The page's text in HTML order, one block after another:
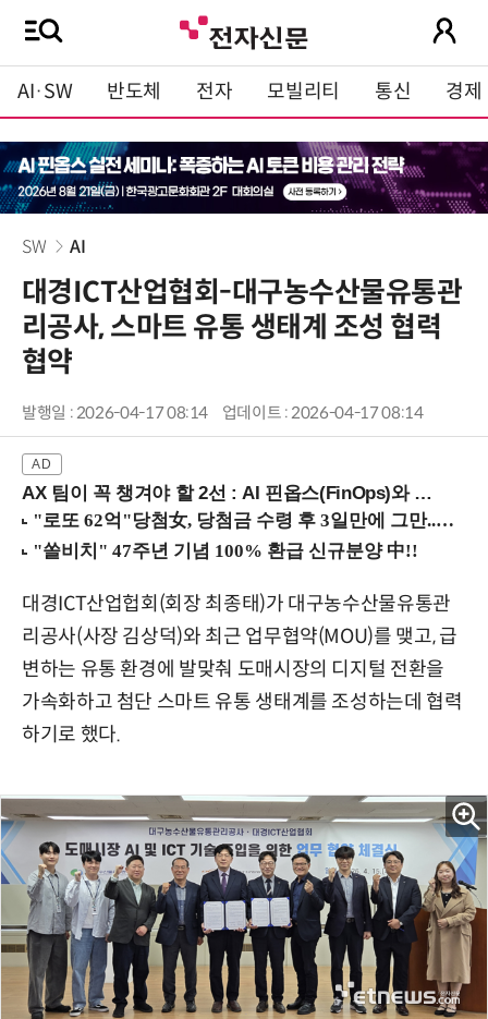
AI·SW 반도체 전자 모빌리티 통신 경제
SW AI
대경ICT산업협회-대구농수산물유통관
리공사, 스마트 유통 생태계 조성 협력
협약
발행일 : 2026-04-17 08:14 업데이트 : 2026-04-17 08:14
AX 팀이 꼭 챙겨야 할 2선 : AI 핀옵스(FinOps)와 토큰 거버넌스 (8/21 잠실역)
대경ICT산업헙회(회장 최종태)가 대구농수산물유통관
리공사(사장 김상덕)와 최근 업무협약(MOU)를 맺고, 급
변하는 유통 환경에 발맞춰 도매시장의 디지털 전환을
가속화하고 첨단 스마트 유통 생태계를 조성하는데 협력
하기로 했다.